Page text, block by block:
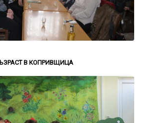
В КОПРИВЩИЦА